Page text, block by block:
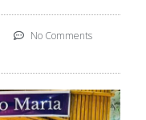
No Comments